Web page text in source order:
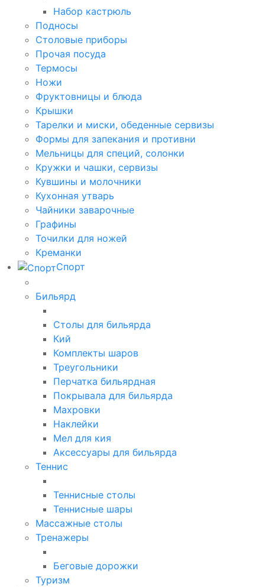
Набор кастрюль
Подносы
Столовые приборы
Прочая посуда
Термосы
Ножи
Фруктовницы и блюда
Крышки
Тарелки и миски, обеденные сервизы
Формы для запекания и противни
Мельницы для специй, солонки
Кружки и чашки, сервизы
Кувшины и молочники
Кухонная утварь
Чайники заварочные
Графины
Точилки для ножей
Креманки
Спорт
Бильярд
Столы для бильярда
Кий
Комплекты шаров
Треугольники
Перчатка бильярдная
Покрывала для бильярда
Махровки
Наклейки
Мел для кия
Аксессуары для бильярда
Теннис
Теннисные столы
Теннисные шары
Массажные столы
Тренажеры
Беговые дорожки
Туризм